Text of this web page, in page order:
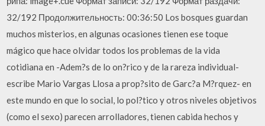
32/192 Продолжительность: 00:36:50 Los bosques guardan
muchos misterios, en algunas ocasiones tienen ese toque
mágico que hace olvidar todos los problemas de la vida
cotidiana en -Adem?s de lo on?rico y de la rareza individual-
escribe Mario Vargas Llosa a prop?sito de Garc?a M?rquez- en
este mundo en que lo social, lo pol?tico y otros niveles objetivos
(como el sexo) parecen arrolladores, tienen cabida hechos y